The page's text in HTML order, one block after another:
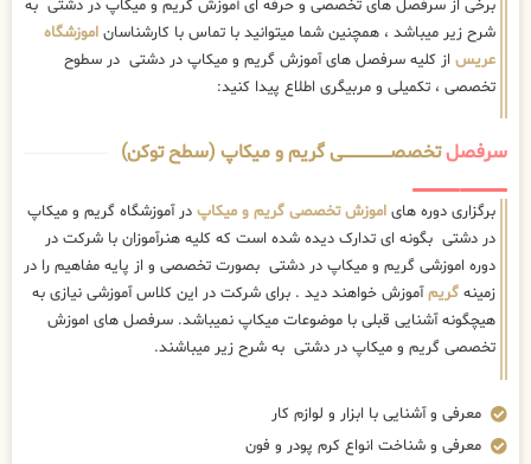
برخی از سرفصل های تخصصی و حرفه ای آموزش گریم و میکاپ در دشتی به
شرح زیر میباشد ، همچنین شما میتوانید با تماس با کارشناسان اموزشگاه
عریس از کلیه سرفصل های آموزش گریم و میکاپ در دشتی در سطوح
تخصصی ، تکمیلی و مربیگری اطلاع پیدا کنید:
سرفصلتخصصــــــــــــــــــــی گریم و میکاپ (سطح توکن)
برگزاری دوره های اموزش تخصصی گریم و میکاپ در آموزشگاه گریم و میکاپ
در دشتی بگونه ای تدارک دیده شده است که کلیه هنرآموزان با شرکت در
دوره اموزشی گریم و میکاپ در دشتی بصورت تخصصی و از پایه مفاهیم را در
زمینه گریمآموزش خواهند دید . برای شرکت در این کلاس آموزشی نیازی به
هیچگونه آشنایی قبلی با موضوعات میکاپ نمیباشد. سرفصل های اموزش
تخصصی گریم و میکاپ در دشتی به شرح زیر میباشند.
معرفی و آشنایی با ابزار و لوازم کار
معرفی و شناخت انواع کرم پودر و فون